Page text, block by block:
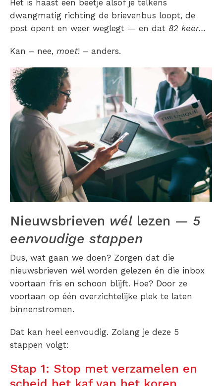
Het is haast een beetje alsof je telkens
dwangmatig richting de brievenbus loopt, de
post opent en weer weglegt — en dat 82 keer…
Kan – nee, moet! – anders.
Nieuwsbrieven wél lezen — 5
eenvoudige stappen
Dus, wat gaan we doen? Zorgen dat die
nieuwsbrieven wél worden gelezen én die inbox
voortaan fris en schoon blijft. Hoe? Door ze
voortaan op één overzichtelijke plek te laten
binnenstromen.
Dat kan heel eenvoudig. Zolang je deze 5
stappen volgt:
Stap 1: Stop met verzamelen en